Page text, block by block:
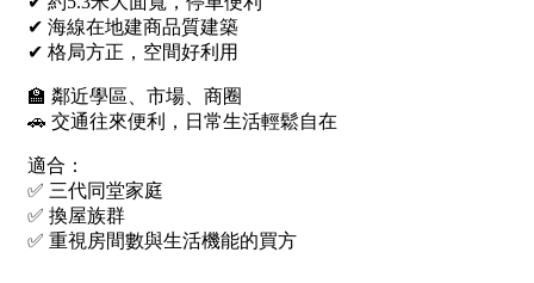
屏東縣
花蓮縣
金門連江
不拘
地下室
1樓
3樓